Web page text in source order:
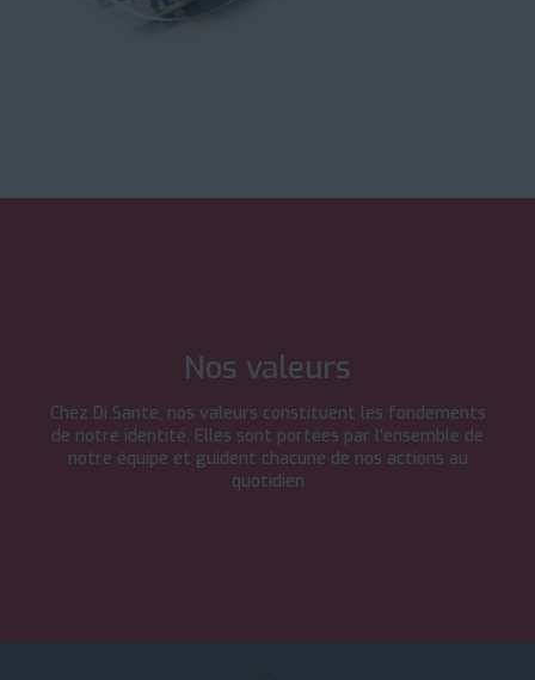
Nos valeurs
Chez Di Sante, nos valeurs constituent les fondements
de notre identité. Elles sont portées par l'ensemble de
notre équipe et guident chacune de nos actions au
quotidien